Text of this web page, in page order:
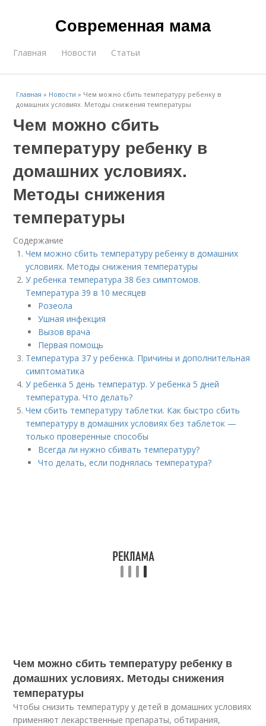
Современная мама
Главная Новости Статьи
Главная » Новости » Чем можно сбить температуру ребенку в
домашних условиях. Методы снижения температуры
Чем можно сбить
температуру ребенку в
домашних условиях.
Методы снижения
температуры
Содержание
Чем можно сбить температуру ребенку в домашних
условиях. Методы снижения температуры
У ребенка температура 38 без симптомов.
Температура 39 в 10 месяцев
Розеола
Ушная инфекция
Вызов врача
Первая помощь
Температура 37 у ребенка. Причины и дополнительная
симптоматика
У ребенка 5 день температур. У ребенка 5 дней
температура. Что делать?
Чем сбить температуру таблетки. Как быстро сбить
температуру в домашних условиях без таблеток —
только проверенные способы
Всегда ли нужно сбивать температуру?
Что делать, если поднялась температура?
Чем можно сбить температуру ребенку в
домашних условиях. Методы снижения
температуры
Чтобы снизить температуру у детей в домашних условиях
применяют лекарственные препараты, обтирания,